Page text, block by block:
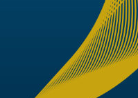
CORPORATE